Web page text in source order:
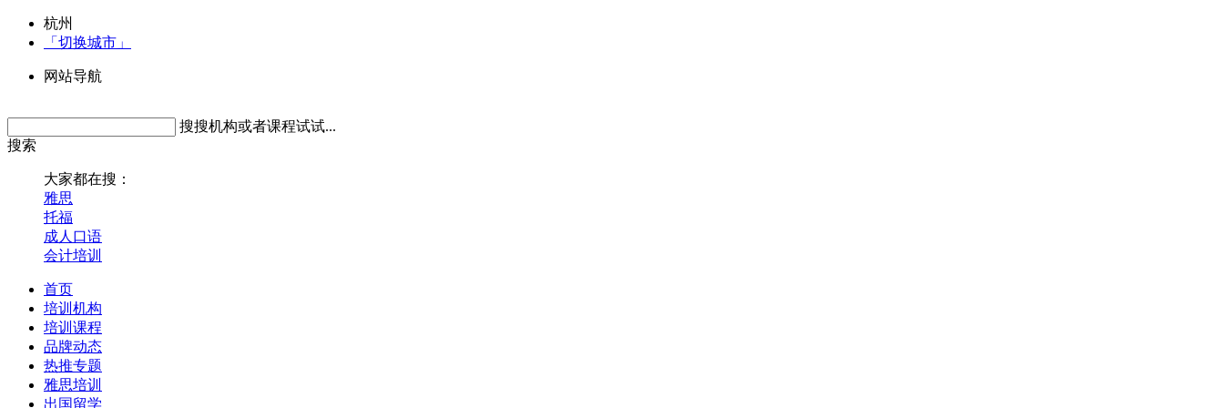
杭州
「切换城市」
网站导航
搜搜机构或者课程试试...
搜索
大家都在搜：
雅思
托福
成人口语
会计培训
首页
培训机构
培训课程
品牌动态
热推专题
雅思培训
出国留学